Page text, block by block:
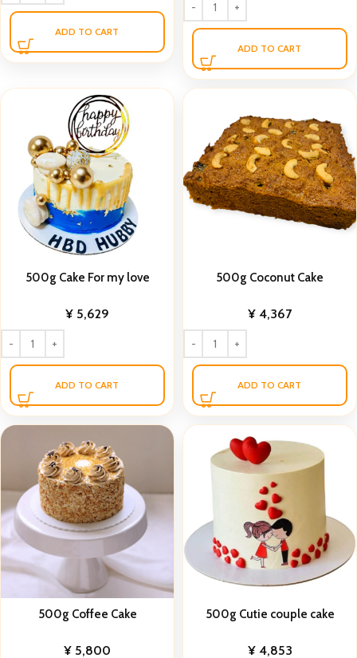
ADD TO CART
ADD TO CART
500g Cake For my love
¥ 5,629
ADD TO CART
500g Coconut Cake
¥ 4,367
ADD TO CART
500g Coffee Cake
¥ 5,800
500g Cutie couple cake
¥4,853